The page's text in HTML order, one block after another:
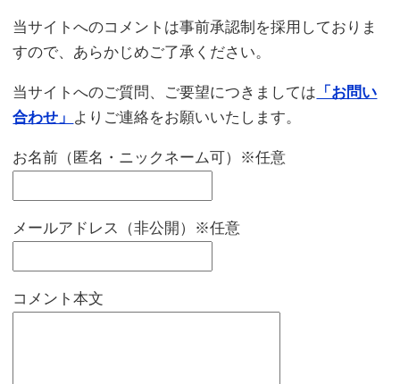
当サイトへのコメントは事前承認制を採用しておりま
すので、あらかじめご了承ください。
当サイトへのご質問、ご要望につきましては 「お問い
合わせ」 よりご連絡をお願いいたします。
お名前（匿名・ニックネーム可）※任意
メールアドレス（非公開）※任意
コメント本文